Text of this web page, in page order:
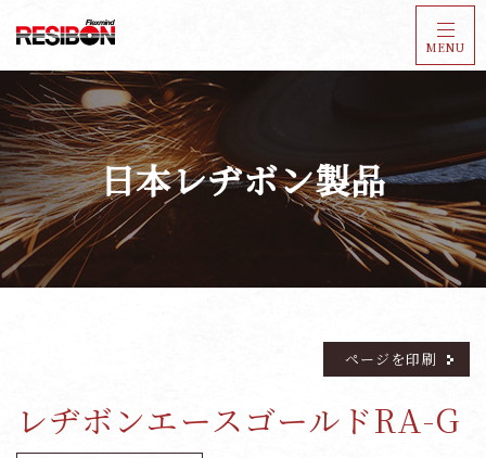
MENU
日本レヂボン製品
ページを印刷
レヂボンエースゴールドRA-G